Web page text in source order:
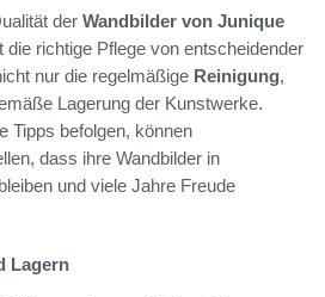
der Wandbilder von Junique
die richtige Pflege von entscheidender
nur die regelmäßige Reinigung,
Lagerung der Kunstwerke.
Tipps befolgen, können
dass ihre Wandbilder in
und viele Jahre Freude
Lagern